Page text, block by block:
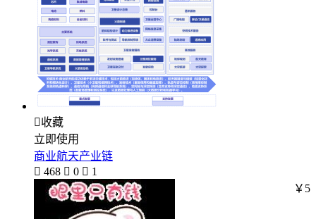
收藏
立即使用
商业航天产业链
 468  0  1
￥5